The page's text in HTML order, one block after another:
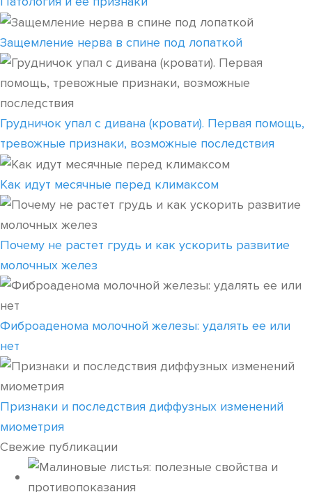
Защемление нерва в спине под лопаткой
Грудничок упал с дивана (кровати). Первая помощь,
тревожные признаки, возможные последствия
Как идут месячные перед климаксом
Почему не растет грудь и как ускорить развитие
молочных желез
Фиброаденома молочной железы: удалять ее или
нет
Признаки и последствия диффузных изменений
миометрия
Свежие публикации